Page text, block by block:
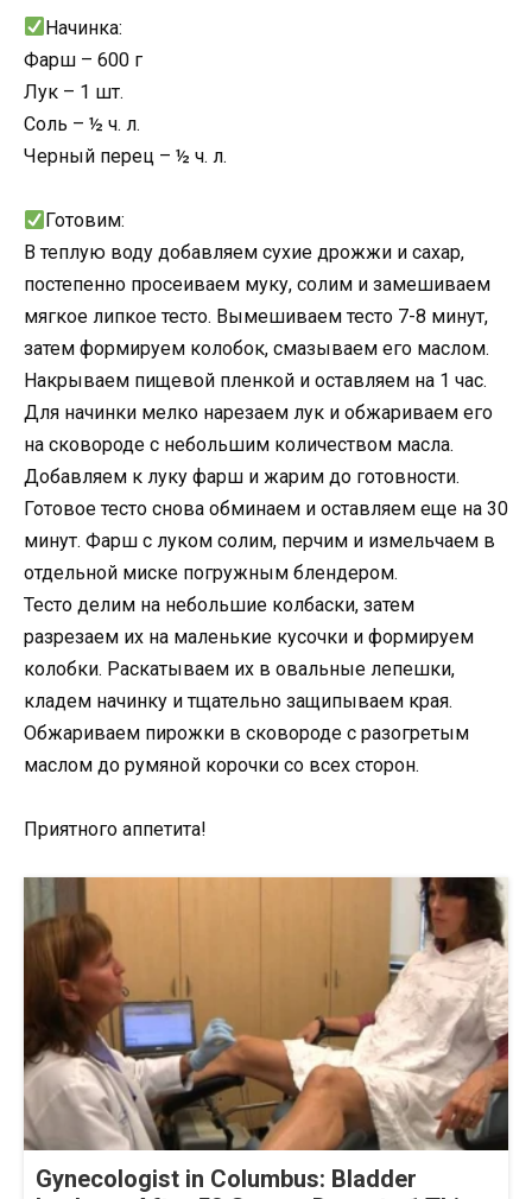
Начинка:
Фарш – 600 г
Лук – 1 шт.
Соль – ½ ч. л.
Черный перец – ½ ч. л.
Готовим:
В теплую воду добавляем сухие дрожжи и сахар,
постепенно просеиваем муку, солим и замешиваем
мягкое липкое тесто. Вымешиваем тесто 7-8 минут,
затем формируем колобок, смазываем его маслом.
Накрываем пищевой пленкой и оставляем на 1 час.
Для начинки мелко нарезаем лук и обжариваем его
на сковороде с небольшим количеством масла.
Добавляем к луку фарш и жарим до готовности.
Готовое тесто снова обминаем и оставляем еще на 30
минут. Фарш с луком солим, перчим и измельчаем в
отдельной миске погружным блендером.
Тесто делим на небольшие колбаски, затем
разрезаем их на маленькие кусочки и формируем
колобки. Раскатываем их в овальные лепешки,
кладем начинку и тщательно защипываем края.
Обжариваем пирожки в сковороде с разогретым
маслом до румяной корочки со всех сторон.
Приятного аппетита!
Gynecologist in Columbus: Bladder